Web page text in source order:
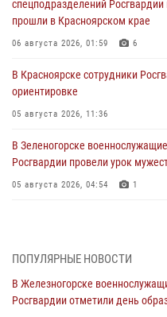
спецподразделений
прошли в Красноярском крае
06 августа 2026, 01:59 6
В Красноярске сотрудники
ориентировке
05 августа 2026, 11:36
В Зеленогорске
Росгвардии провели урок
05 августа 2026, 04:54 1
05 августа 2026, 04:52 1
В Красноярске сотрудники
задержали подозреваемого в
ПОПУЛЯРНЫЕ НОВОСТИ
В Железногорске
Росгвардии отметили день